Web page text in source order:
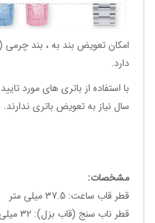
امکان تعویض بند به ، بند
دارد.
سال نیاز به تعویض باتری ندارند.
مشخصات:
قطر قاب ساعت: 37.5 میلی متر
قطر ناب سنج (قاب بزل): 32 میلی متر